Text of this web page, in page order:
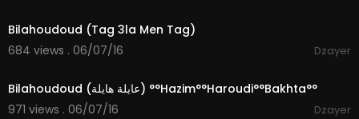
Bilahoudoud (Tag 3la Men Tag)
684 views . 06/07/16
Dzayer
Bilahoudoud (عايلة هايلة) °°Hazim°°Haroudi°°Bakhta°°
971 views . 06/07/16
Dzayer